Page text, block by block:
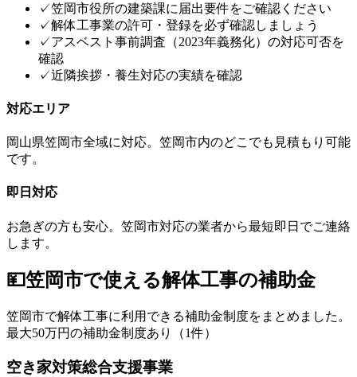
✓笠岡市役所の建築課に届出要件をご確認ください
✓解体工事業の許可・登録を必ず確認しましょう
✓アスベスト事前調査（2023年義務化）の対応可否を
確認
✓近隣挨拶・養生対応の実績を確認
対応エリア
岡山県笠岡市全域に対応。 笠岡市内のどこでも見積もり可能
です。
即日対応
お急ぎの方も安心。 笠岡市対応の業者から最短即日でご連絡
します。
💴笠岡市で使える解体工事の補助金
笠岡市で解体工事に利用できる補助金制度をまとめました。
最大50万円の補助金制度あり（1件）
空き家対策総合支援事業